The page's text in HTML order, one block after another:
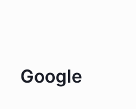
Google